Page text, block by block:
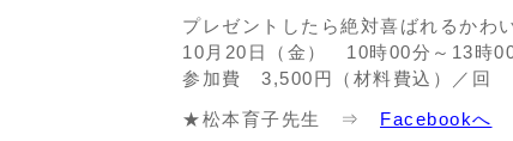
プレゼントしたら絶対喜ばれるかわ
10月20日（金） 10時00分～13時
参加費 3,500円（材料費込）／回
★松本育子先生 ⇒ Facebookへ